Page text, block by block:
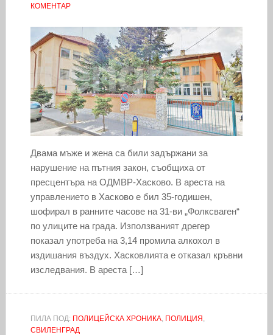
КОМЕНТАР
Двама мъже и жена са били задържани за
нарушение на пътния закон, съобщиха от
пресцентъра на ОДМВР-Хасково. В ареста на
управлението в Хасково е бил 35-годишен,
шофирал в ранните часове на 31-ви „Фолксваген“
по улиците на града. Използваният дрегер
показал употреба на 3,14 промила алкохол в
издишания въздух. Хасковлията е отказал кръвни
изследвания. В ареста […]
ПИЛА ПОД: ПОЛИЦЕЙСКА ХРОНИКА, ПОЛИЦИЯ ,
СВИЛЕНГРАД